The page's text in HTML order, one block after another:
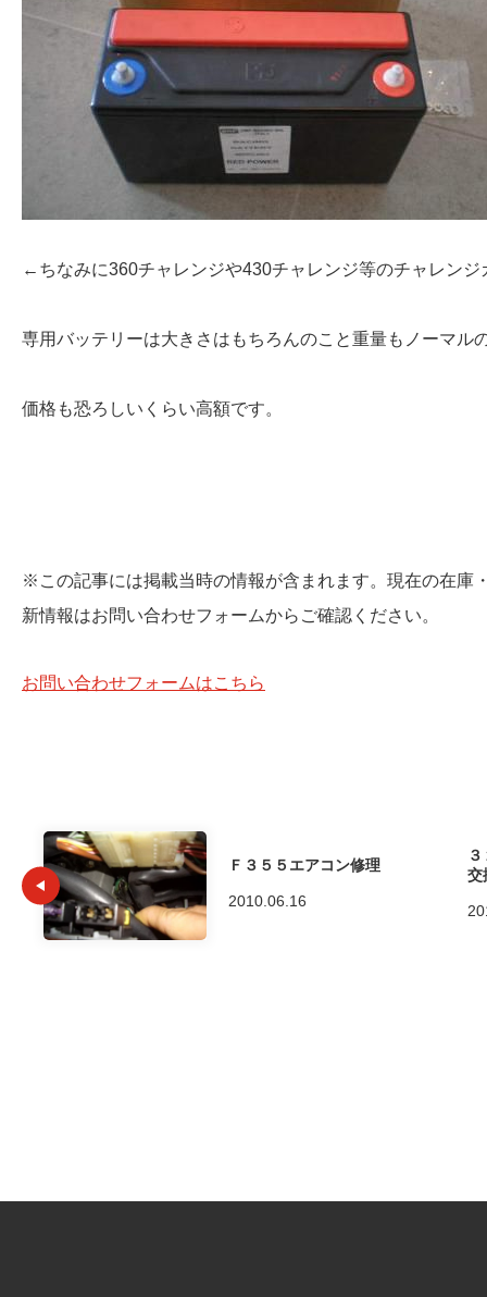
←ちなみに360チャレンジや430チャレンジ等のチャレン
専用バッテリーは大きさはもちろんのこと重量もノーマル
価格も恐ろしいくらい高額です。
※この記事には掲載当時の情報が含まれます。現在の在庫
新情報はお問い合わせフォームからご確認ください。
お問い合わせフォームはこちら
Ｆ３５５エアコン修理
2010.06.16
交